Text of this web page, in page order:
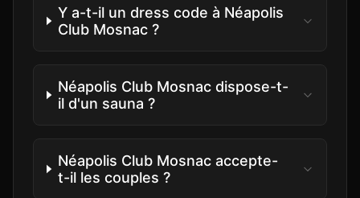
Y a-t-il un dress code à Néapolis
Club Mosnac ?
Néapolis Club Mosnac dispose-t-
il d'un sauna ?
Néapolis Club Mosnac accepte-
t-il les couples ?